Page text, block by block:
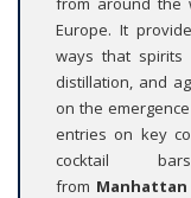
Europe. It
ways that spirits
distillation, and
on the
entries on key
cocktail
from Manhattan